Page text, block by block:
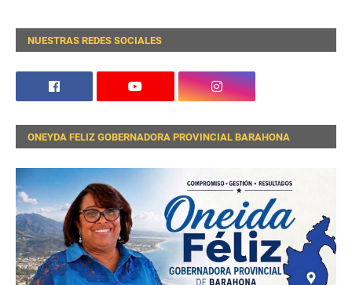
NUESTRAS REDES SOCIALES
ONEYDA FELIZ GOBERNADORA PROVINCIAL BARAHONA